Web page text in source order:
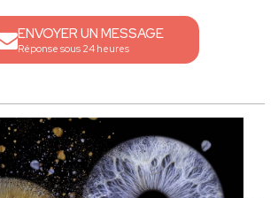
ENVOYER UN MESSAGE
Réponse sous 24 heures